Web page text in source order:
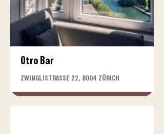
Otro Bar
ZWINGLISTRASSE 22, 8004 ZÜRICH